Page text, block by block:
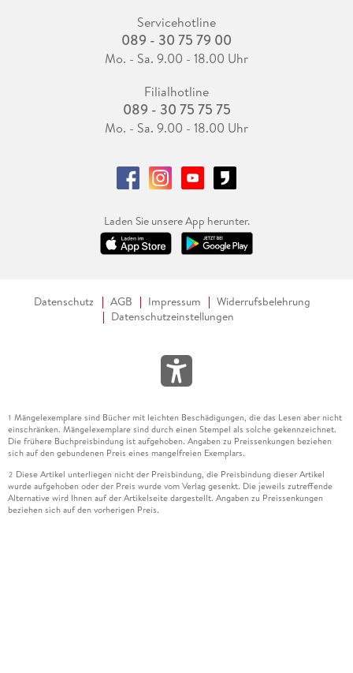
Servicehotline
089 - 30 75 79 00
Mo. - Sa. 9.00 - 18.00 Uhr
Filialhotline
089 - 30 75 75 75
Mo. - Sa. 9.00 - 18.00 Uhr
Laden Sie unsere App herunter.
Datenschutz AGB Impressum
Widerrufsbelehrung
Datenschutzeinstellungen
1 Mängelexemplare sind Bücher mit leichten Beschädigungen, die das Lesen aber nicht
einschränken. Mängelexemplare sind durch einen Stempel als solche gekennzeichnet.
Die frühere Buchpreisbindung ist aufgehoben. Angaben zu Preissenkungen beziehen
sich auf den gebundenen Preis eines mangelfreien Exemplars.
2 Diese Artikel unterliegen nicht der Preisbindung, die Preisbindung dieser Artikel
wurde aufgehoben oder der Preis wurde vom Verlag gesenkt. Die jeweils zutreffende
Alternative wird Ihnen auf der Artikelseite dargestellt. Angaben zu Preissenkungen
beziehen sich auf den vorherigen Preis.